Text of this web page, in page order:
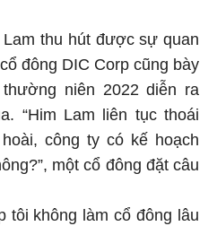
thu hút được sự quan
đông DIC Corp cũng bày
niên 2022 diễn ra
“Him Lam liên tục thoái
công ty có kế hoạch
một cổ đông đặt câu
tôi không làm cổ đông lâu